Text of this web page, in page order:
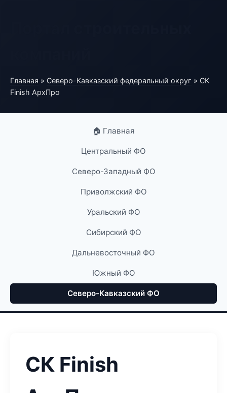
Главная » Северо-Кавказский федеральный округ » СК
Finish АрхПро
🏠 Главная
Центральный ФО
Северо-Западный ФО
Приволжский ФО
Уральский ФО
Сибирский ФО
Дальневосточный ФО
Южный ФО
Северо-Кавказский ФО
СК Finish